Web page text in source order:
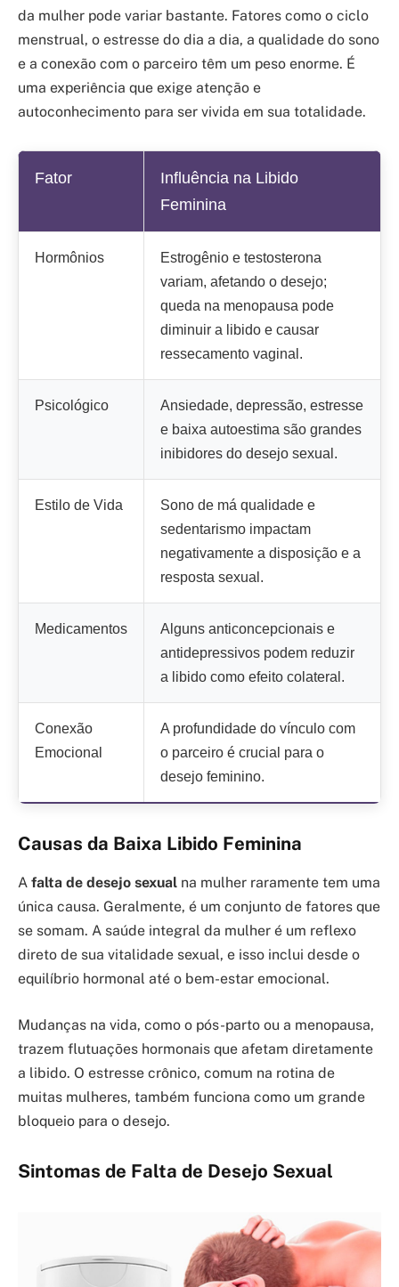
da mulher pode variar bastante. Fatores como o ciclo
menstrual, o estresse do dia a dia, a qualidade do sono
e a conexão com o parceiro têm um peso enorme. É
uma experiência que exige atenção e
autoconhecimento para ser vivida em sua totalidade.
Fator
Influência na Libido
Feminina
Hormônios
Estrogênio e testosterona
variam, afetando o desejo;
queda na menopausa pode
diminuir a libido e causar
ressecamento vaginal.
Psicológico
Ansiedade, depressão, estresse
e baixa autoestima são grandes
inibidores do desejo sexual.
Estilo de Vida
Sono de má qualidade e
sedentarismo impactam
negativamente a disposição e a
resposta sexual.
Medicamentos
Alguns anticoncepcionais e
antidepressivos podem reduzir
a libido como efeito colateral.
Conexão
Emocional
A profundidade do vínculo com
o parceiro é crucial para o
desejo feminino.
Causas da Baixa Libido Feminina
A falta de desejo sexual na mulher raramente tem uma
única causa. Geralmente, é um conjunto de fatores que
se somam. A saúde integral da mulher é um reflexo
direto de sua vitalidade sexual, e isso inclui desde o
equilíbrio hormonal até o bem-estar emocional.
Mudanças na vida, como o pós-parto ou a menopausa,
trazem flutuações hormonais que afetam diretamente
a libido. O estresse crônico, comum na rotina de
muitas mulheres, também funciona como um grande
bloqueio para o desejo.
Sintomas de Falta de Desejo Sexual